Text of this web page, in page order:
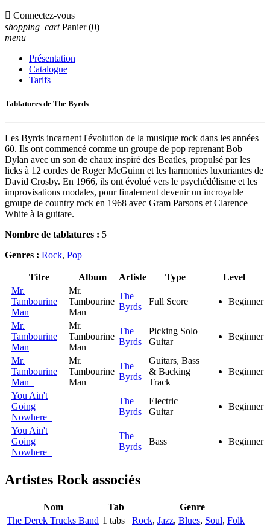
 Connectez-vous
shopping_cart Panier (0)
menu
Présentation
Catalogue
Tarifs
Tablatures de The Byrds
Les Byrds incarnent l'évolution de la musique rock dans les années
60. Ils ont commencé comme un groupe de pop reprenant Bob
Dylan avec un son de chaux inspiré des Beatles, propulsé par les
licks à 12 cordes de Roger McGuinn et les harmonies luxuriantes de
David Crosby. En 1966, ils ont évolué vers le psychédélisme et les
improvisations modales, pour finalement devenir un incroyable
groupe de country rock en 1968 avec Gram Parsons et Clarence
White à la guitare.
Nombre de tablatures : 5
Genres : Rock, Pop
Titre Album Artiste Type
Level
Mr.
Tambourine
Man
Mr.
Tambourine
Man
The
Byrds
Full Score Beginner
Mr.
Tambourine
Man
Mr.
Tambourine
Man
The
Byrds
Picking Solo
Guitar
Beginner
Mr.
Tambourine
Man
Mr.
Tambourine
Man
The
Byrds
Guitars, Bass
& Backing
Track
Beginner
You Ain't
Going
Nowhere
The
Byrds
Electric
Guitar
Beginner
You Ain't
Going
Nowhere
The
Byrds
Bass Beginner
Artistes Rockassociés
Nom Tab
Genre
The Derek Trucks Band 1 tabs Rock, Jazz, Blues, Soul, Folk